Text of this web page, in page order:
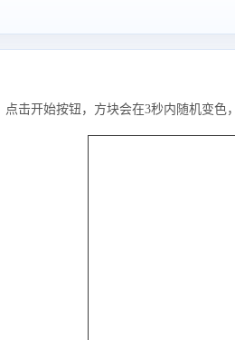
点击开始按钮，方块会在3秒内随机变色